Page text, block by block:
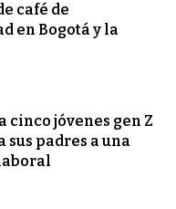
café de
en Bogotá y la
cinco jóvenes gen Z
sus padres a una